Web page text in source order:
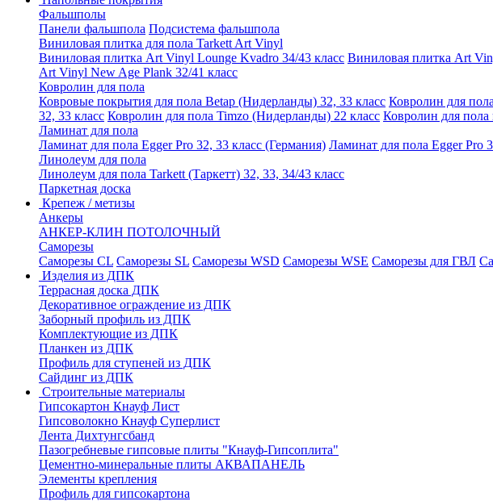
Фальшполы
Панели фальшпола Подсистема фальшпола
Виниловая плитка для пола Tarkett Art Vinyl
Виниловая плитка Art Vinyl Lounge Kvadro 34/43 класс Виниловая плитка Art
Art Vinyl New Age Plank 32/41 класс
Ковролин для пола
Ковровые покрытия для пола Betap (Нидерланды) 32, 33 класс Ковролин для
32, 33 класс Ковролин для пола Timzo (Нидерланды) 22 класс Ковролин для пола
Ламинат для пола
Ламинат для пола Egger Pro 32, 33 класс (Германия) Ламинат для пола Egger Pro
Линолеум для пола
Линолеум для пола Tarkett (Таркетт) 32, 33, 34/43 класс
Паркетная доска
Крепеж / метизы
Анкеры
АНКЕР-КЛИН ПОТОЛОЧНЫЙ
Саморезы
Саморезы CL Саморезы SL Саморезы WSD Саморезы WSE Саморезы для ГВЛ
Изделия из ДПК
Террасная доска ДПК
Декоративное ограждение из ДПК
Заборный профиль из ДПК
Комплектующие из ДПК
Планкен из ДПК
Профиль для ступеней из ДПК
Сайдинг из ДПК
Строительные материалы
Гипсокартон Кнауф Лист
Гипсоволокно Кнауф Суперлист
Лента Дихтунгсбанд
Пазогребневые гипсовые плиты "Кнауф-Гипсоплита"
Цементно-минеральные плиты АКВАПАНЕЛЬ
Элементы крепления
Профиль для гипсокартона